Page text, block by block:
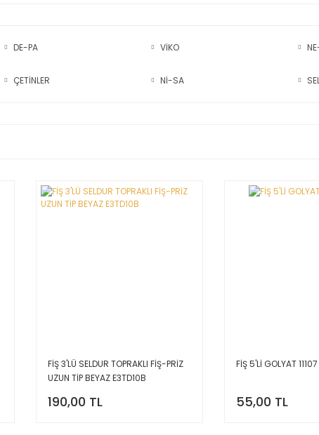
DE-PA VİKO
ÇETİNLER Nİ-SA
FİŞ 3'LÜ SELDUR TOPRAKLI FİŞ-PRİZ
UZUN TİP BEYAZ E3TD10B
190,00 TL
FİŞ 5'Lİ GOLYAT
55,00 TL